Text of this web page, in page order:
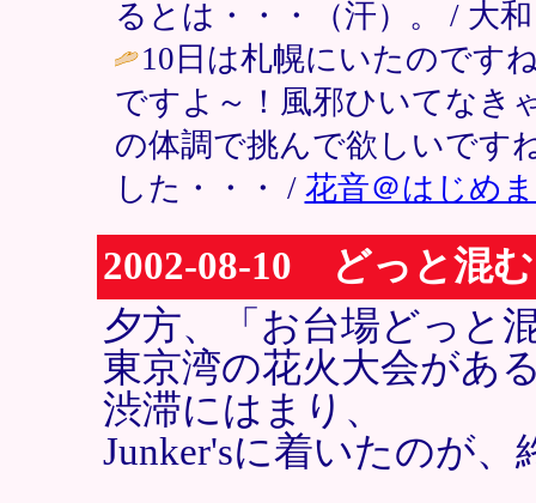
るとは・・・（汗）。 / 大
10日は札幌にいたのです
ですよ～！風邪ひいてなき
の体調で挑んで欲しいです
した・・・ / 花音＠はじめ
2002-08-10 どっと混む
夕方、「お台場どっと
東京湾の花火大会があ
渋滞にはまり、
Junker'sに着いたのが、